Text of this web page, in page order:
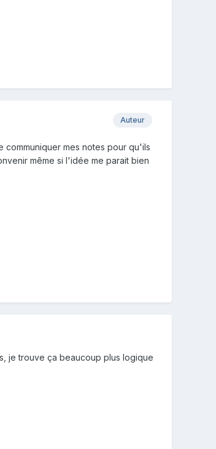
Auteur
mes notes pour qu'ils
même si l'idée me parait bien
je trouve ça beaucoup plus logique